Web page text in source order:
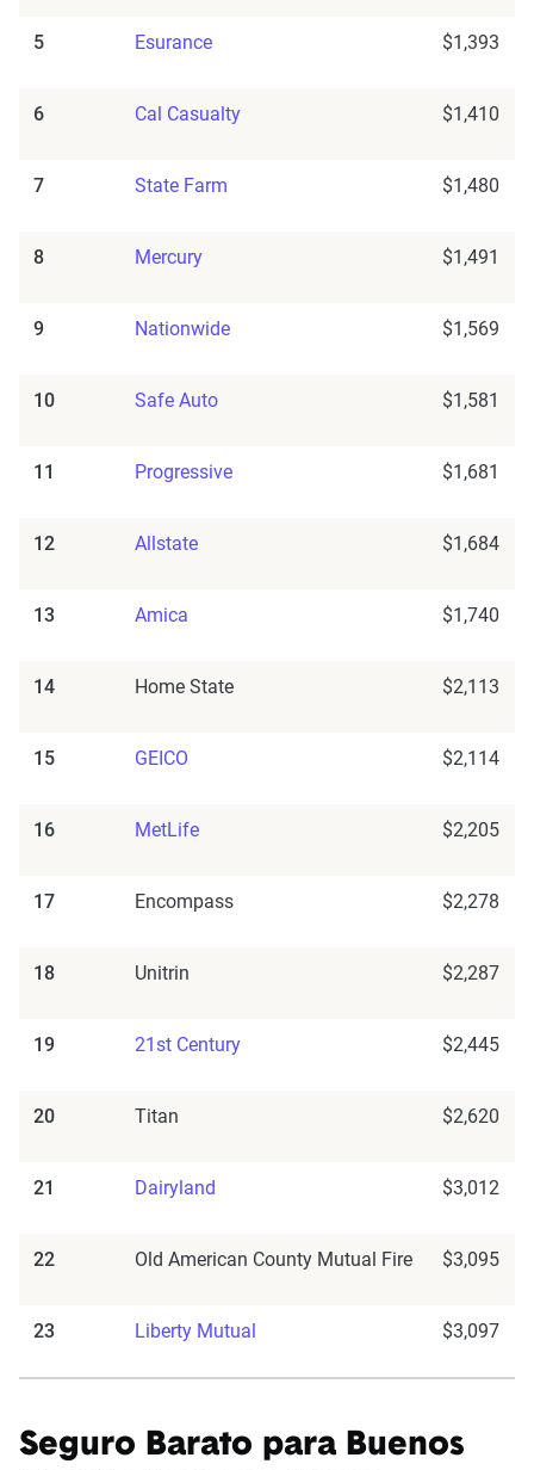
5 Esurance $1,393
6 Cal Casualty $1,410
7 State Farm $1,480
8 Mercury $1,491
9 Nationwide $1,569
10 Safe Auto $1,581
11 Progressive $1,681
12 Allstate $1,684
13 Amica $1,740
14 Home State $2,113
15 GEICO $2,114
16 MetLife $2,205
17 Encompass $2,278
18 Unitrin $2,287
19 21st Century $2,445
20 Titan $2,620
21 Dairyland $3,012
22 Old American County Mutual Fire $3,095
23 Liberty Mutual $3,097
Seguro Barato para Buenos